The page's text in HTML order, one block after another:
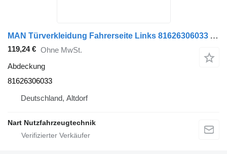
MAN Türverkleidung Fahrerseite Links 81626306033 Abdeckung für MAN TGA Sattelzugmaschine
119,24 € Ohne MwSt.
Abdeckung
81626306033
Deutschland, Altdorf
Nart Nutzfahrzeugtechnik